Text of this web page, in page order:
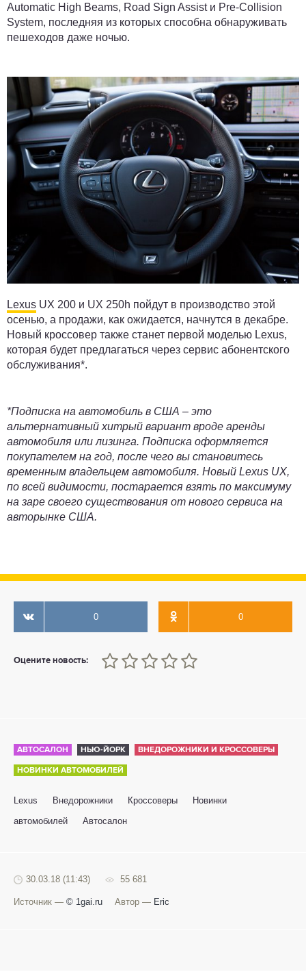
Automatic High Beams, Road Sign Assist и Pre-Collision
System, последняя из которых способна обнаруживать
пешеходов даже ночью.
Lexus UX 200 и UX 250h пойдут в производство этой
осенью, а продажи, как ожидается, начнутся в декабре.
Новый кроссовер также станет первой моделью Lexus,
которая будет предлагаться через сервис абонентского
обслуживания*.
*Подписка на автомобиль в США – это
альтернативный хитрый вариант вроде аренды
автомобиля или лизинга. Подписка оформляется
покупателем на год, после чего вы становитесь
временным владельцем автомобиля. Новый Lexus UX,
по всей видимости, постарается взять по максимуму
на заре своего существования от нового сервиса на
авторынке США.
0 0
Оцените новость:
0
1 2 3 4 5
АВТОСАЛОН НЬЮ-ЙОРК ВНЕДОРОЖНИКИ И КРОССОВЕРЫ
НОВИНКИ АВТОМОБИЛЕЙ
Lexus Внедорожники Кроссоверы
Новинки
автомобилей
Автосалон
30.03.18 (11:43) 55 681
Источник — © 1gai.ru Автор — Eric